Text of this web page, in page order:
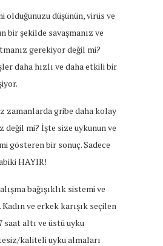
olduğunuzu düşünün, virüs ve
bir şekilde savaşmanız ve
gerekiyor değil mi?
daha hızlı ve daha etkili bir
zamanlarda gribe daha kolay
değil mi? İşte size uykunun ve
gösteren bir sonuç. Sadece
HAYIR!
bağışıklık sistemi ve
ve erkek karışık seçilen
saat altı ve üstü uyku
kaliteli uyku almaları